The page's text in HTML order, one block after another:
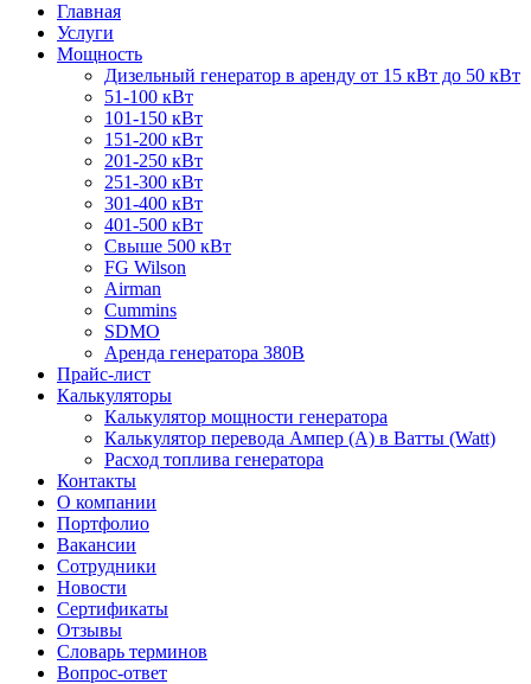
Главная
Услуги
Мощность
Дизельный генератор в аренду от 15 кВт до 50 кВт
51-100 кВт
101-150 кВт
151-200 кВт
201-250 кВт
251-300 кВт
301-400 кВт
401-500 кВт
Свыше 500 кВт
FG Wilson
Airman
Cummins
SDMO
Аренда генератора 380В
Прайс-лист
Калькуляторы
Калькулятор мощности генератора
Калькулятор перевода Ампер (A) в Ватты (Watt)
Расход топлива генератора
Контакты
О компании
Портфолио
Вакансии
Сотрудники
Новости
Сертификаты
Отзывы
Словарь терминов
Вопрос-ответ